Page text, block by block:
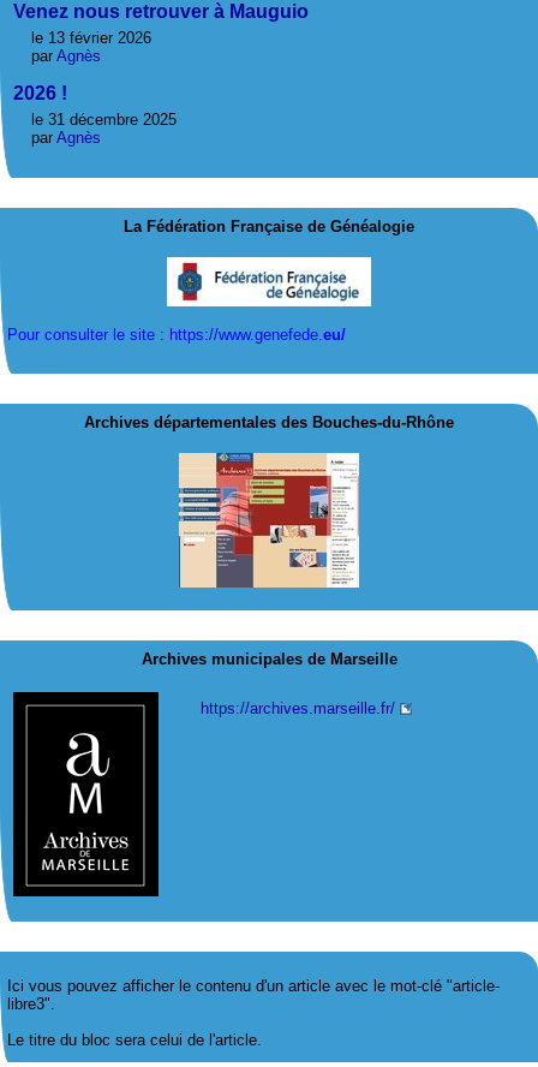
Venez nous retrouver à Mauguio
le 13 février 2026
par Agnès
2026 !
le 31 décembre 2025
par Agnès
La Fédération Française de Généalogie
Pour consulter le site : https://www.genefede.eu/
Archives départementales des Bouches-du-Rhône
Archives municipales de Marseille
https://archives.marseille.fr/
Ici vous pouvez afficher le contenu d'un article avec le mot-clé "article-
libre3".
Le titre du bloc sera celui de l'article.